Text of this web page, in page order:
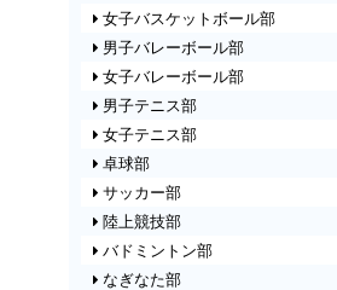
【自然科学部】Ｑ－１セミファイナ
ル大会
【中学１年ダ・ヴィンチ】農業体験
実習
部活動月間予定（令和８年６月）
【男子バレーボール部】インハイ予
選 結果
新チーム始動！
引退式・新チームのミーティングを
行いました！
女子バスケットボール部
男子バレーボール部
女子バレーボール部
男子テニス部
女子テニス部
卓球部
サッカー部
陸上競技部
バドミントン部
なぎなた部